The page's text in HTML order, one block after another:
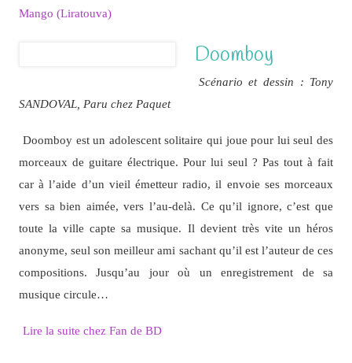
Mango (Liratouva)
Doomboy
Scénario et dessin : Tony
SANDOVAL, Paru chez Paquet
Doomboy est un adolescent solitaire qui joue pour lui seul des
morceaux de guitare électrique. Pour lui seul ? Pas tout à fait
car à l’aide d’un vieil émetteur radio, il envoie ses morceaux
vers sa bien aimée, vers l’au-delà. Ce qu’il ignore, c’est que
toute la ville capte sa musique. Il devient très vite un héros
anonyme, seul son meilleur ami sachant qu’il est l’auteur de ces
compositions. Jusqu’au jour où un enregistrement de sa
musique circule…
Lire la suite chez Fan de BD